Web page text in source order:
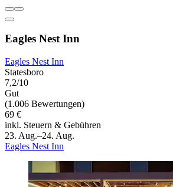
Eagles Nest Inn
Eagles Nest Inn
Statesboro
7,2/10
Gut
(1.006 Bewertungen)
69 €
inkl. Steuern & Gebühren
23. Aug.–24. Aug.
Eagles Nest Inn